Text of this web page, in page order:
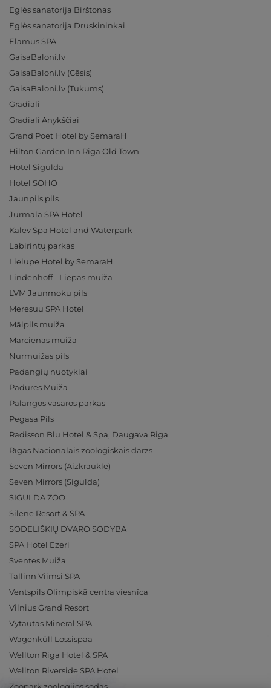
Eglės sanatorija Birštonas
Eglės sanatorija Druskininkai
Elamus SPA
GaisaBaloni.lv
GaisaBaloni.lv (Cēsis)
GaisaBaloni.lv (Tukums)
Gradiali
Gradiali Anykščiai
Grand Poet Hotel by SemaraH
Hilton Garden Inn Riga Old Town
Hotel Sigulda
Hotel SOHO
Jaunpils pils
Jūrmala SPA Hotel
Kalev Spa Hotel and Waterpark
Labirintų parkas
Lielupe Hotel by SemaraH
Lindenhoff - Liepas muiža
LVM Jaunmoku pils
Meresuu SPA Hotel
Mālpils muiža
Mārcienas muiža
Nurmuižas pils
Padangių nuotykiai
Padures Muiža
Palangos vasaros parkas
Pegasa Pils
Radisson Blu Hotel & Spa, Daugava Riga
Rīgas Nacionālais zooloģiskais dārzs
Seven Mirrors (Aizkraukle)
Seven Mirrors (Sigulda)
SIGULDA ZOO
Silene Resort & SPA
SODELIŠKIŲ DVARO SODYBA
SPA Hotel Ezeri
Sventes Muiža
Tallinn Viimsi SPA
Ventspils Olimpiskā centra viesnīca
Vilnius Grand Resort
Vytautas Mineral SPA
Wagenküll Lossispaa
Wellton Riga Hotel & SPA
Wellton Riverside SPA Hotel